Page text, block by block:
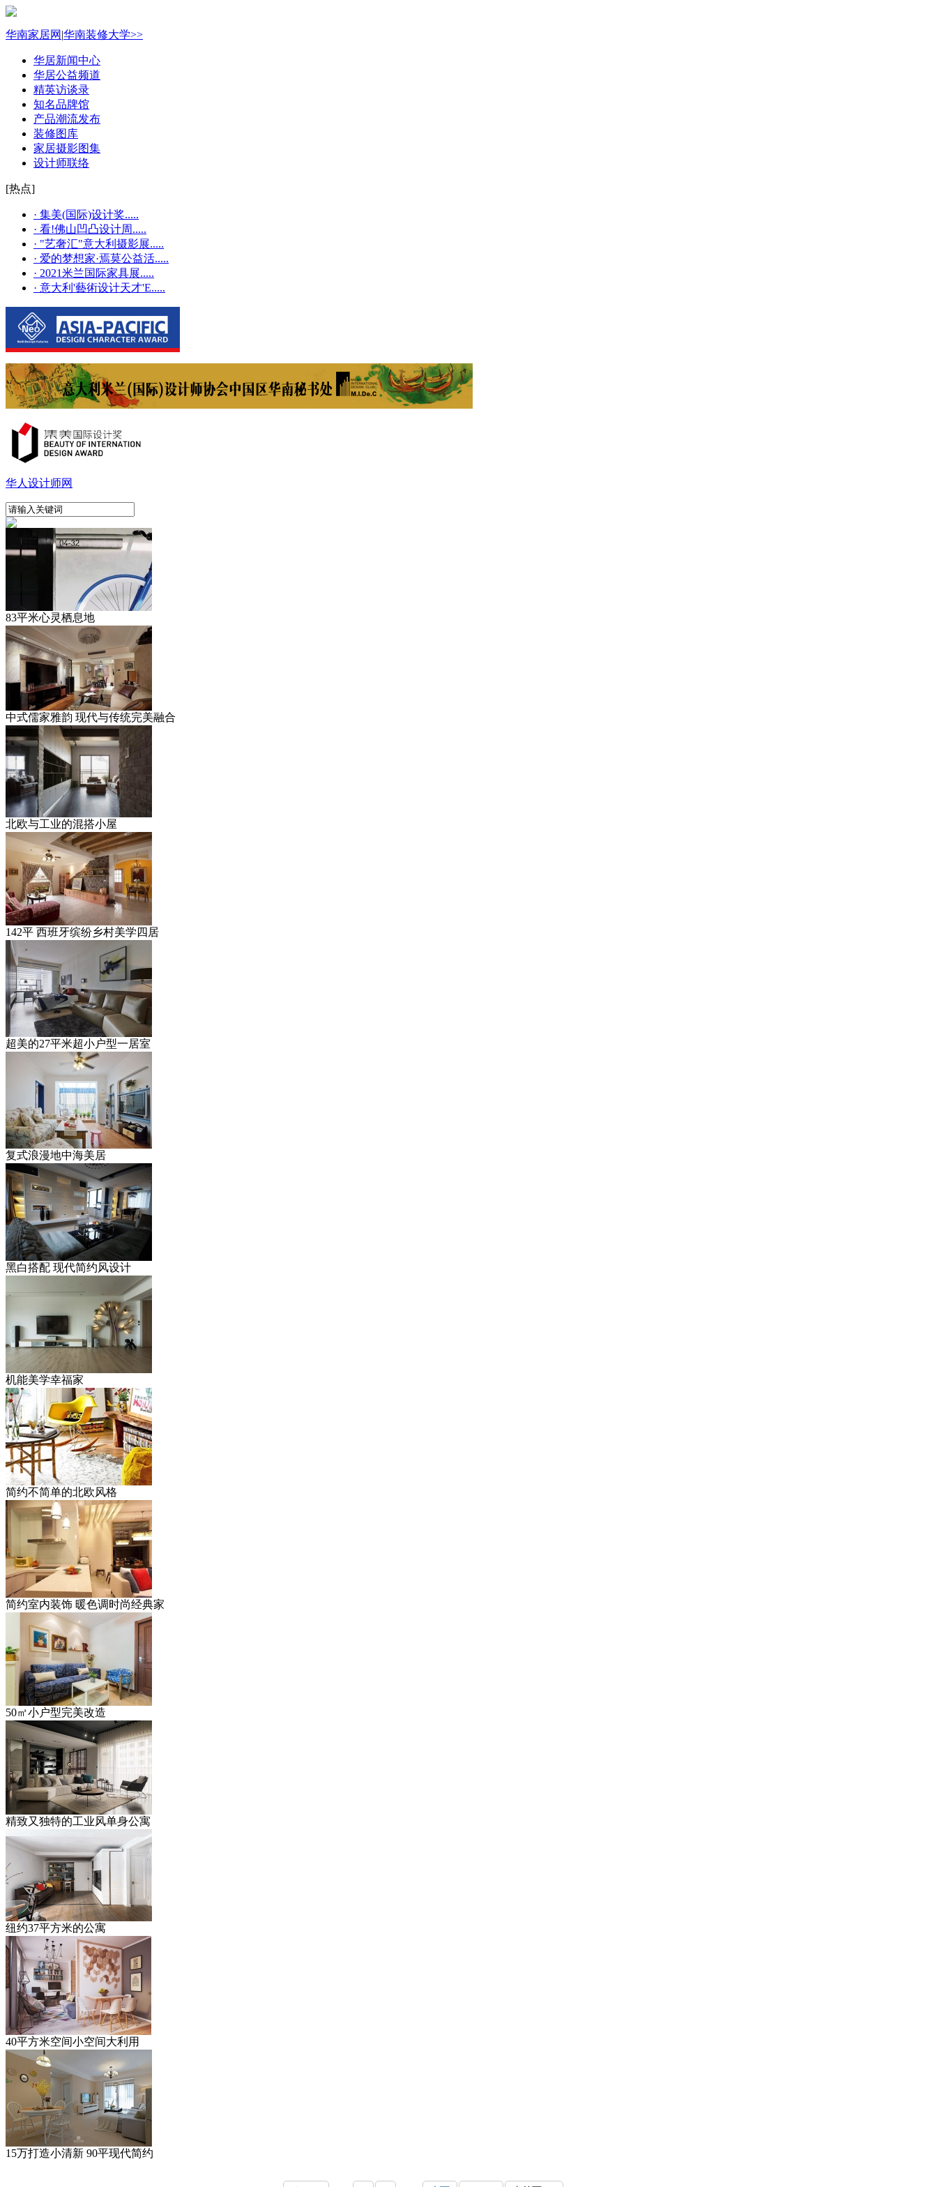
华南家居网 |华南装修大学>>
华居新闻中心
华居公益频道
精英访谈录
知名品牌馆
产品潮流发布
装修图库
家居摄影图集
设计师联络
[热点]
· 集美(国际)设计奖.....
· 看!佛山凹凸设计周.....
· "艺奢汇"​意大利摄影展.....
· 爱的梦想家·焉莫公益活.....
· 2021米兰国际家具展.....
· 意大利'藝術设计天才'E.....
华人设计师网
83平米心灵栖息地
中式儒家雅韵 现代与传统完美融合
北欧与工业的混搭小屋
142平 西班牙缤纷乡村美学四居
超美的27平米超小户型一居室
复式浪漫地中海美居
黑白搭配 现代简约风设计
机能美学幸福家
简约不简单的北欧风格
简约室内装饰 暖色调时尚经典家
50㎡小户型完美改造
精致又独特的工业风单身公寓
纽约37平方米的公寓
40平方米空间小空间大利用
15万打造小清新 90平现代简约